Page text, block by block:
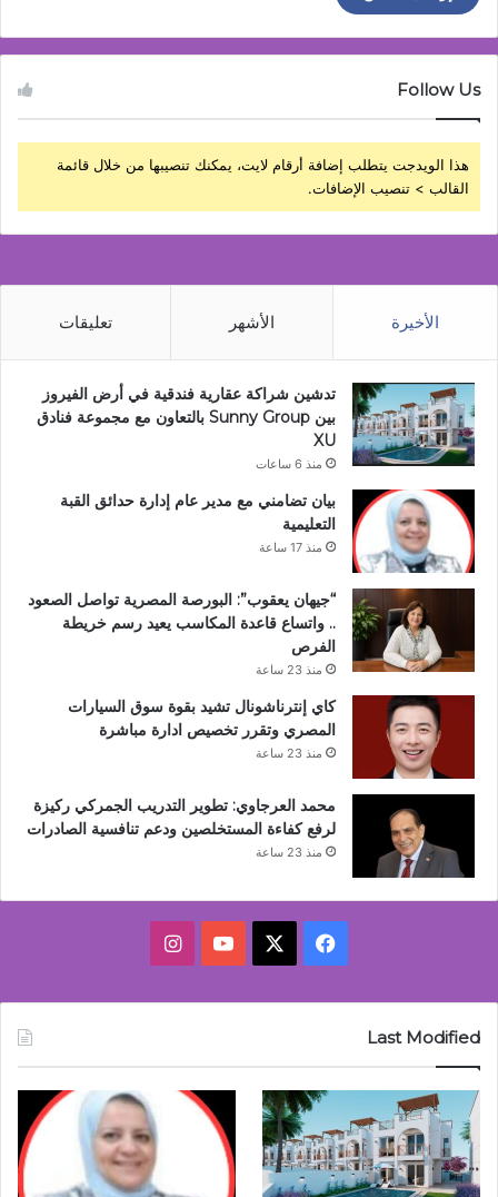
Follow Us
هذا الويدجت يتطلب إضافة أرقام لايت، يمكنك تنصيبها من خلال قائمة
القالب > تنصيب الإضافات.
الأخيرة الأشهر تعليقات
تدشين شراكة عقارية فندقية في أرض الفيروز
بين Sunny Group بالتعاون مع مجموعة فنادق
XU
منذ 6 ساعات
بيان تضامني مع مدير عام إدارة حدائق القبة
التعليمية
منذ 17 ساعة
“جيهان يعقوب”: البورصة المصرية تواصل الصعود
.. واتساع قاعدة المكاسب يعيد رسم خريطة
الفرص
منذ 23 ساعة
كاي إنترناشونال تشيد بقوة سوق السيارات
المصري وتقرر تخصيص ادارة مباشرة
منذ 23 ساعة
محمد العرجاوي: تطوير التدريب الجمركي ركيزة
لرفع كفاءة المستخلصين ودعم تنافسية الصادرات
منذ 23 ساعة
فيسبوك ‫YouTubeانستقرام
Last Modified